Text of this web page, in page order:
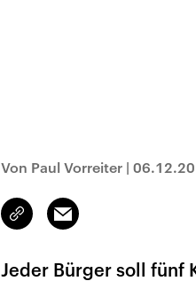
Von Paul Vorreiter |
Link
kopieren/teilen
Email
Jeder Bürger soll fünf